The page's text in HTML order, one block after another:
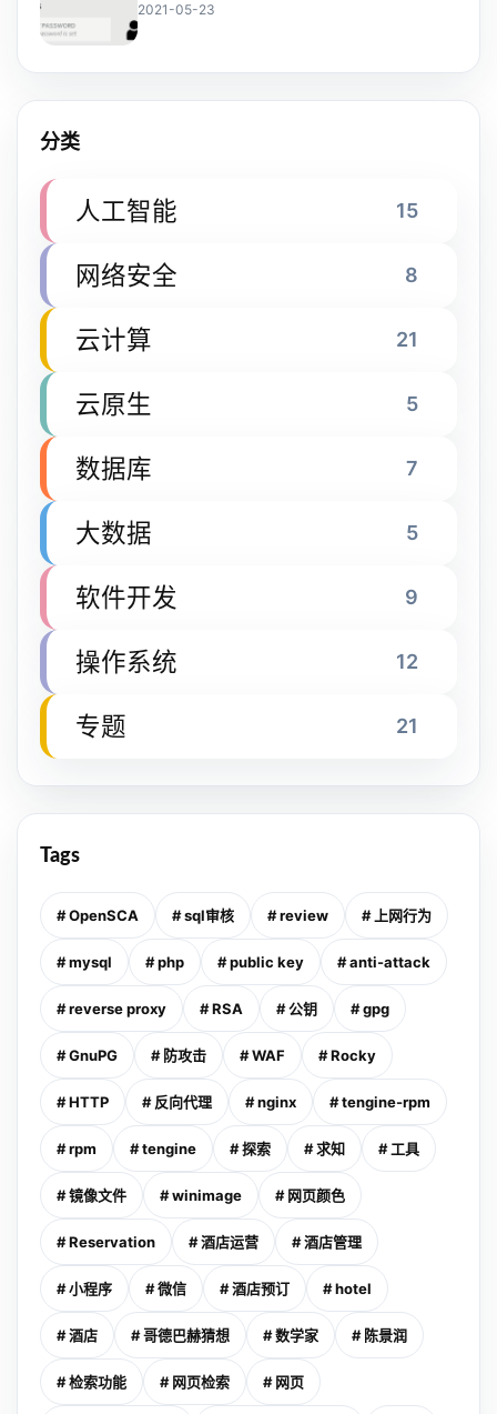
2021-05-23
分类
人工智能 15
网络安全 8
云计算 21
云原生 5
数据库 7
大数据 5
软件开发 9
操作系统 12
专题 21
Tags
# OpenSCA # sql审核 # review # 上网行为
# mysql # php # public key # anti-attack
# reverse proxy # RSA # 公钥 # gpg
# GnuPG # 防攻击 # WAF # Rocky
# HTTP # 反向代理 # nginx # tengine-rpm
# rpm # tengine # 探索 # 求知 # 工具
# 镜像文件 # winimage # 网页颜色
# Reservation # 酒店运营 # 酒店管理
# 小程序 # 微信 # 酒店预订 # hotel
# 酒店 # 哥德巴赫猜想 # 数学家 # 陈景润
# 检索功能 # 网页检索 # 网页